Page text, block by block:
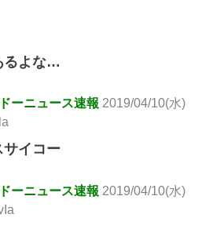
るよな…
ーニュース速報 2019/04/10(水)
サイコー
ーニュース速報 2019/04/10(水)